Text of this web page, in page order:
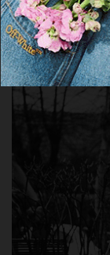
Pirastru.Cubeddu